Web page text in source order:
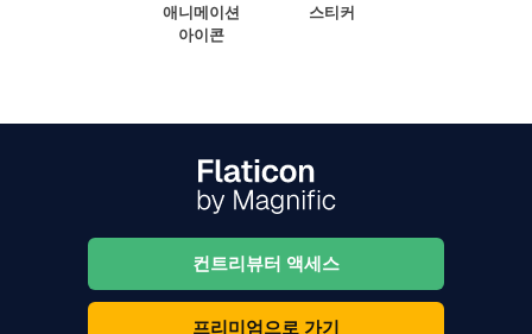
애니메이션
아이콘
스티커
컨트리뷰터 액세스
프리미엄으로 가기